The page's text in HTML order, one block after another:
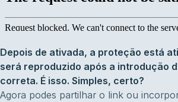
Depois de ativada, a proteção está
será reproduzido após a introdução
correta. É isso. Simples, certo?
Agora podes partilhar o link ou